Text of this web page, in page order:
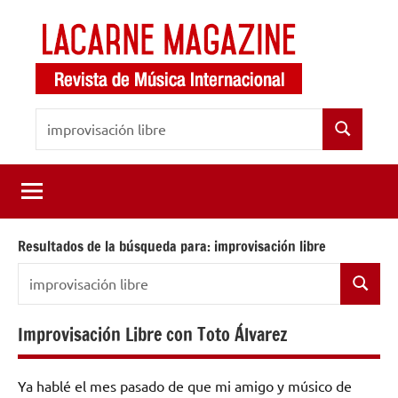
contenido
LaCarne
Magazine
de
música
internacional
Buscar:
Buscar
Resultados de la búsqueda para: improvisación libre
Buscar
Improvisación Libre con Toto Álvarez
Ya hablé el mes pasado de que mi amigo y músico de